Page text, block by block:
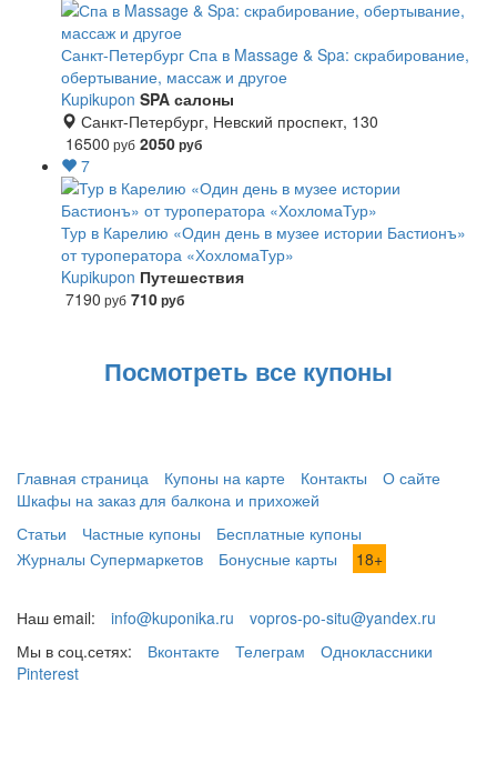
Санкт-Петербург Спа в Massage & Spa: скрабирование,
обертывание, массаж и другое
Kupikupon SPA салоны
Санкт-Петербург, Невский проспект, 130
16500 руб 2050руб
7
Тур в Карелию «Один день в музее истории Бастионъ»
от туроператора «ХохломаТур»
Kupikupon Путешествия
7190 руб 710руб
Посмотреть все купоны
Главная страница Купоны на карте Контакты
О сайте
Шкафы на заказ для балкона и прихожей
Статьи
Частные купоны
Бесплатные купоны
Журналы Супермаркетов
Бонусные карты 18+
Наш email: info@kuponika.ru
vopros-po-situ@yandex.ru
Мы в соц.сетях:
Вконтакте Телеграм
Одноклассники
Pinterest